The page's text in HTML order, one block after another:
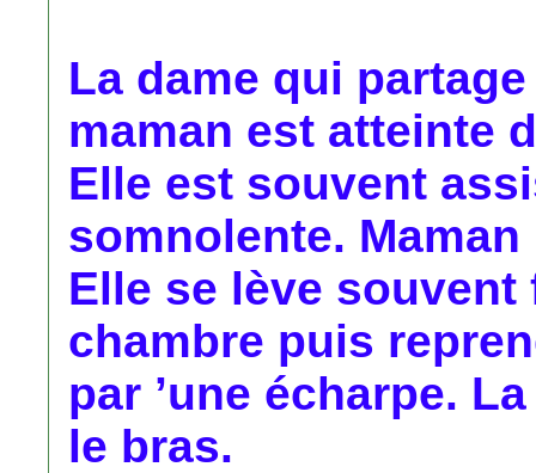
La dame qui
maman est atteinte
Elle est souvent
somnolente.
Elle se lève
chambre puis
par ’une écharpe.
le bras.